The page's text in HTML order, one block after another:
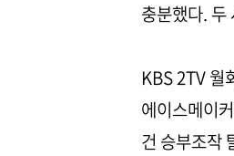
충분했다. 두
KBS 2TV 월
에이스메이
건 승부조작